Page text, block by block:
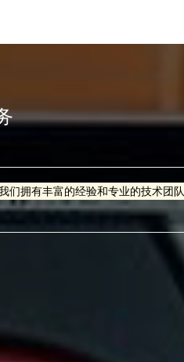
拥有丰富的经验和专业的技术团